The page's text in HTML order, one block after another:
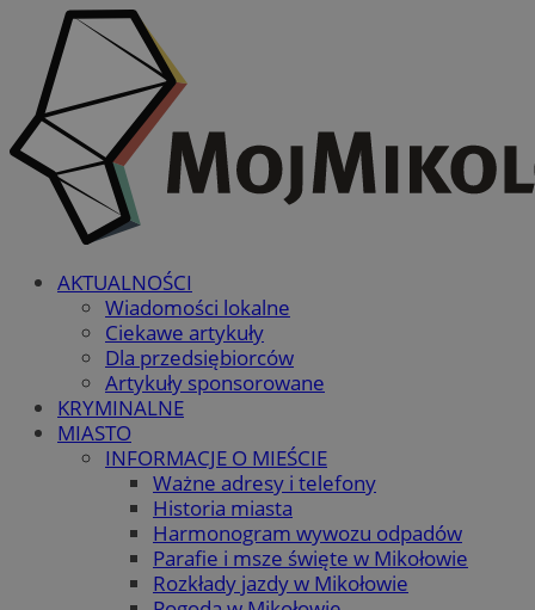
AKTUALNOŚCI
Wiadomości lokalne
Ciekawe artykuły
Dla przedsiębiorców
Artykuły sponsorowane
KRYMINALNE
MIASTO
INFORMACJE O MIEŚCIE
Ważne adresy i telefony
Historia miasta
Harmonogram wywozu odpadów
Parafie i msze święte w Mikołowie
Rozkłady jazdy w Mikołowie